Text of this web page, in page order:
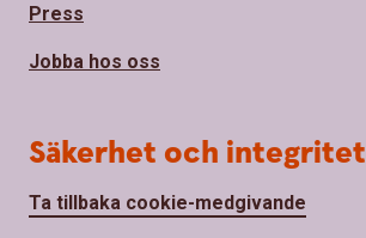
Press
Jobba hos oss
Säkerhet och integritet
Ta tillbaka cookie-medgivande